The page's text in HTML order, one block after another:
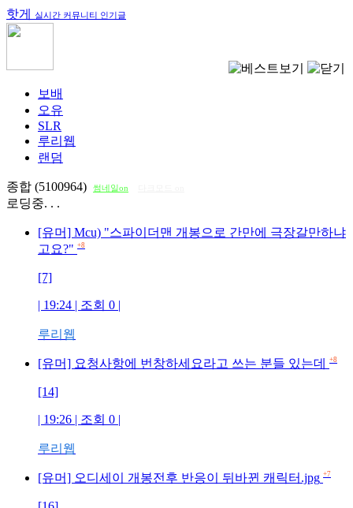
핫게 실시간 커뮤니티 인기글
보배
오유
SLR
루리웹
랜덤
종합 (5100964) 썸네일on
로딩중. . .
[유머] Mcu) "스파이더맨 개봉으로 간만에 극장갈만하냐
고요?" +8
[7]
| 19:24 | 조회 0 |
루리웹
[유머] 요청사항에 번창하세요라고 쓰는 분들 있는데 +8
[14]
| 19:26 | 조회 0 |
루리웹
[유머] 오디세이 개봉전후 반응이 뒤바뀐 캐릭터.jpg +7